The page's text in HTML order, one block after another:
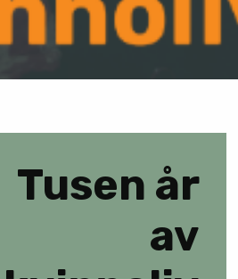
Tusen år
av